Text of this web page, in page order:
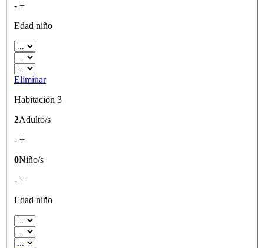
- +
Edad niño
Eliminar
Habitación 3
2Adulto/s
- +
0Niño/s
- +
Edad niño